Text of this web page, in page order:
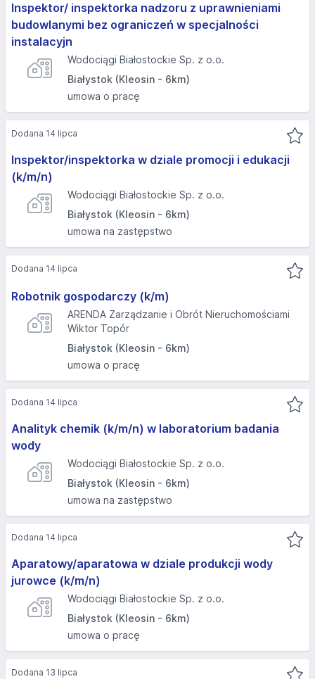
Inspektor/ inspektorka nadzoru z uprawnieniami
budowlanymi bez ograniczeń w specjalności
instalacyjn
Wodociągi Białostockie Sp. z o.o.
Białystok (Kleosin - 6km)
umowa o pracę
Inspektor/inspektorka w dziale promocji i edukacji
(k/m/n)
Wodociągi Białostockie Sp. z o.o.
Białystok (Kleosin - 6km)
umowa na zastępstwo
Dodana 14 lipca
Robotnik gospodarczy (k/m)
ARENDA Zarządzanie i Obrót Nieruchomościami
Wiktor Topór
Białystok (Kleosin - 6km)
umowa o pracę
Dodana 14 lipca
Analityk chemik (k/m/n) w laboratorium badania
wody
Wodociągi Białostockie Sp. z o.o.
Białystok (Kleosin - 6km)
umowa na zastępstwo
Dodana 14 lipca
Aparatowy/aparatowa w dziale produkcji wody
jurowce (k/m/n)
Wodociągi Białostockie Sp. z o.o.
Białystok (Kleosin - 6km)
umowa o pracę
Dodana 14 lipca
Dodana 13 lipca